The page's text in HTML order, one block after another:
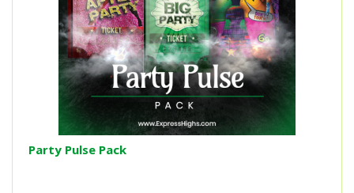
Party Pulse Pack